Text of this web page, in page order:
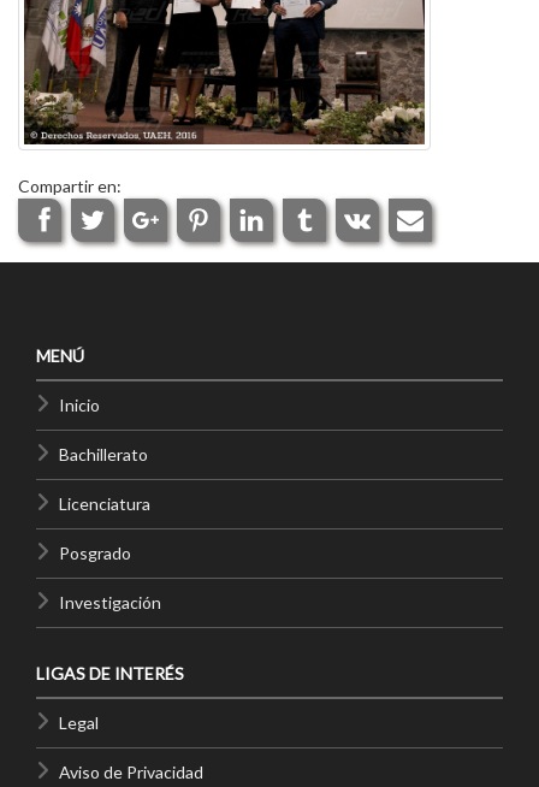
Compartir en:
MENÚ
Inicio
Bachillerato
Licenciatura
Posgrado
Investigación
LIGAS DE INTERÉS
Legal
Aviso de Privacidad